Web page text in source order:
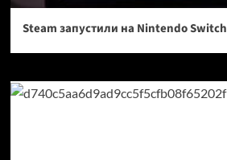
Steam запустили на Nintendo Switch